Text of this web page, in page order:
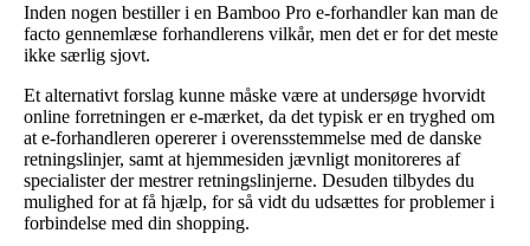
Inden nogen bestiller i en Bamboo Pro e-forhandler kan man de
facto gennemlæse forhandlerens vilkår, men det er for det meste
ikke særlig sjovt.
Et alternativt forslag kunne måske være at undersøge hvorvidt
online forretningen er e-mærket, da det typisk er en tryghed om
at e-forhandleren opererer i overensstemmelse med de danske
retningslinjer, samt at hjemmesiden jævnligt monitoreres af
specialister der mestrer retningslinjerne. Desuden tilbydes du
mulighed for at få hjælp, for så vidt du udsættes for problemer i
forbindelse med din shopping.